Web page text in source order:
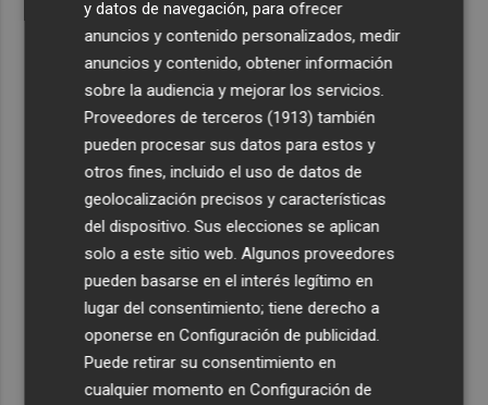
y datos de navegación, para ofrecer
anuncios y contenido personalizados, medir
anuncios y contenido, obtener información
sobre la audiencia y mejorar los servicios.
Proveedores de terceros (1913) también
pueden procesar sus datos para estos y
otros fines, incluido el uso de datos de
geolocalización precisos y características
del dispositivo. Sus elecciones se aplican
solo a este sitio web. Algunos proveedores
pueden basarse en el interés legítimo en
lugar del consentimiento; tiene derecho a
oponerse enConfiguración de publicidad
Puede retirar su consentimiento en
cualquier momento enConfiguración de